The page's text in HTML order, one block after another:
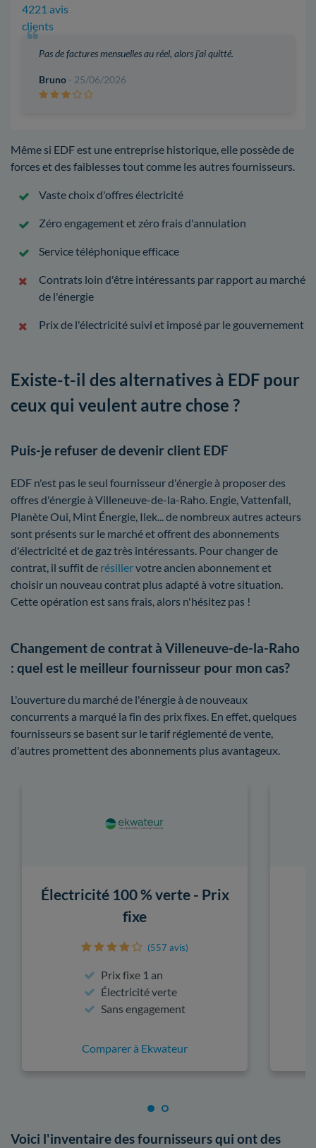
4221 avis
clients
Pas de factures mensuelles au réel, alors j'ai quitté.
Bruno - 25/06/2026
Même si EDF est une entreprise historique, elle possède de
forces et des faiblesses tout comme les autres fournisseurs.
Vaste choix d'offres électricité
Zéro engagement et zéro frais d'annulation
Service téléphonique efficace
Contrats loin d'être intéressants par rapport au marché
de l'énergie
Prix de l'électricité suivi et imposé par le gouvernement
Existe-t-il des alternatives à EDF pour
ceux qui veulent autre chose ?
Puis-je refuser de devenir client EDF
EDF n'est pas le seul fournisseur d'énergie à proposer des
offres d'énergie à Villeneuve-de-la-Raho. Engie, Vattenfall,
Planète Oui, Mint Énergie, Ilek... de nombreux autres acteurs
sont présents sur le marché et offrent des abonnements
d'électricité et de gaz très intéressants. Pour changer de
contrat, il suffit de résiliervotre ancien abonnement et
choisir un nouveau contrat plus adapté à votre situation.
Cette opération est sans frais, alors n'hésitez pas !
Changement de contrat à Villeneuve-de-la-Raho
: quel est le meilleur fournisseur pour mon cas?
L'ouverture du marché de l'énergie à de nouveaux
concurrents a marqué la fin des prix fixes. En effet, quelques
fournisseurs se basent sur le tarif réglementé de vente,
d'autres promettent des abonnements plus avantageux.
Électricité 100 % verte - Prix
fixe
(557 avis)
Prix fixe 1 an
Électricité verte
Sans engagement
Comparer à Ekwateur
Voici l'inventaire des fournisseurs qui ont des